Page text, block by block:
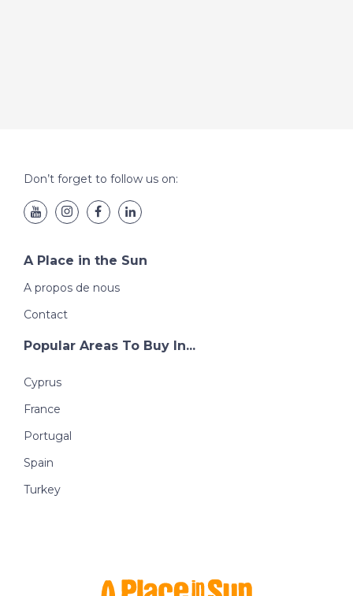
Don’t forget to follow us on:
A Place in the Sun
A propos de nous
Contact
Popular Areas To Buy In...
Cyprus
France
Portugal
Spain
Turkey